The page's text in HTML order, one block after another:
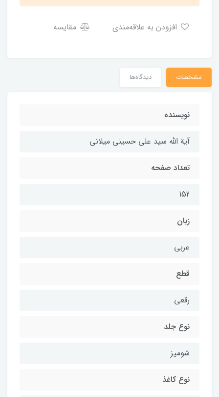
مقایسه
مشخصات دیدگاه‌ها
نویسنده
آیة الله سید علی حسینی میلانی
تعداد صفحه
152
زبان
عربی
قطع
رقعی
نوع جلد
شومیز
نوع کاغذ